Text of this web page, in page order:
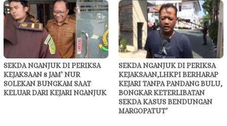
SEKDA NGANJUK DI PERIKSA
KEJAKSAAN 8 JAM’ NUR
SOLEKAN BUNGKAM SAAT
KELUAR DARI KEJARI NGANJUK
SEKDA NGANJUK DI PERIKSA
KEJAKSAAN,LHKPI BERHARAP
KEJARI TANPA PANDANG BULU,
BONGKAR KETERLIBATAN
SEKDA KASUS BENDUNGAN
MARGOPATUT’